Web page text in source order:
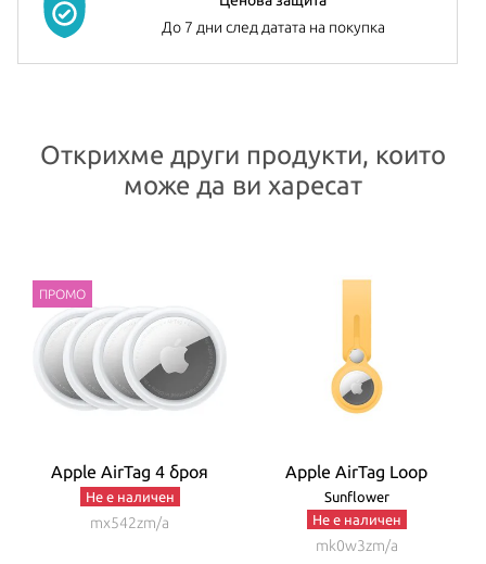
До 7 дни след датата на покупка
Открихме други продукти, които
може да ви харесат
Apple AirTag 4 броя
Не е наличен
mx542zm/a
Apple AirTag Loop
Sunflower
Не е наличен
mk0w3zm/a